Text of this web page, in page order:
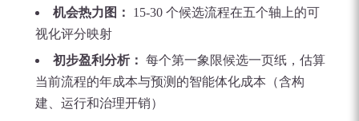
机会热力图：
15-30 个候选流程在五个轴上的可
视化评分映射
初步盈利分析： 每个第一象限候选一页纸，估算
当前流程的年成本与预测的智能体化成本（含构
建、运行和治理开销）